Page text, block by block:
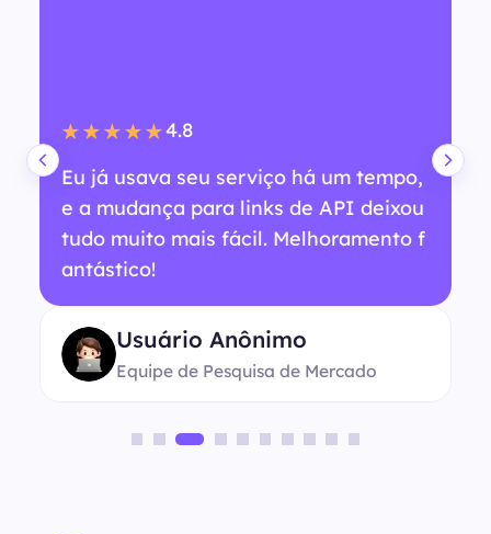
★★★★★4.8
Eu já usava seu serviço há um tempo,
e a mudança para links de API deixou
tudo muito mais fácil. Melhoramento f
antástico!
Usuário Anônimo
Equipe de Pesquisa de Mercado